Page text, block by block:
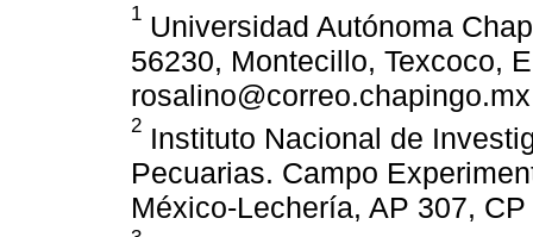
1 Universidad Autónoma
56230, Montecillo, Texcoco,
rosalino@correo.chapingo.mx
2 Instituto Nacional de
Pecuarias. Campo
México-Lechería, AP 307,